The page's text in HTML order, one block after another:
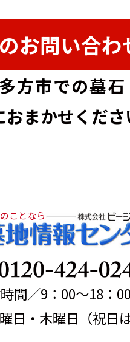
お問い合
方市での墓
まかせくだ
ことなら
時間／9：00～18：
日・木曜日（祝日